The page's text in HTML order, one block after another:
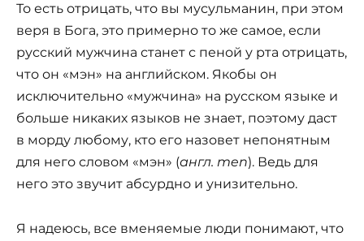
То есть отрицать, что вы мусульманин, при этом
веря в Бога, это примерно то же самое, если
русский мужчина станет с пеной у рта отрицать,
что он «мэн» на английском. Якобы он
исключительно «мужчина» на русском языке и
больше никаких языков не знает, поэтому даст
в морду любому, кто его назовет непонятным
для него словом «мэн» (англ. men). Ведь для
него это звучит абсурдно и унизительно.
Я надеюсь, все вменяемые люди понимают, что